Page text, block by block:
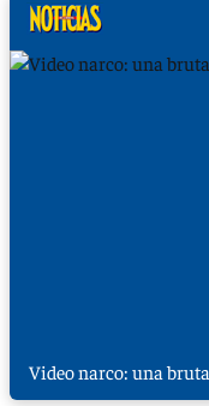
Video narco: una